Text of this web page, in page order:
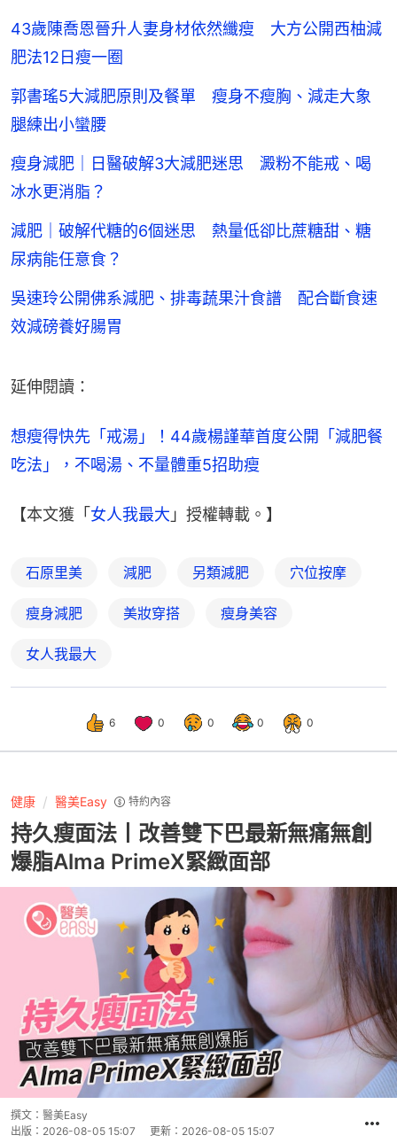
43歲陳喬恩晉升人妻身材依然纖瘦 大方公開西柚減
肥法12日瘦一圈
郭書瑤5大減肥原則及餐單 瘦身不瘦胸、減走大象
腿練出小蠻腰
瘦身減肥｜日醫破解3大減肥迷思 澱粉不能戒、喝
冰水更消脂？
減肥｜破解代糖的6個迷思 熱量低卻比蔗糖甜、糖
尿病能任意食？
吳速玲公開佛系減肥、排毒蔬果汁食譜 配合斷食速
效減磅養好腸胃
延伸閱讀：
想瘦得快先「戒湯」！44歲楊謹華首度公開「減肥餐
吃法」，不喝湯、不量體重5招助瘦
【本文獲「女人我最大 」授權轉載。】
石原里美 減肥 另類減肥 穴位按摩
瘦身減肥 美妝穿搭 瘦身美容
女人我最大
6 0 0 0 0
健康 醫美Easy 特約內容
持久瘦面法丨改善雙下巴最新無痛無創
爆脂Alma PrimeX緊緻面部
撰文： 醫美Easy
出版： 2026-08-05 15:07 更新： 2026-08-05 15:07